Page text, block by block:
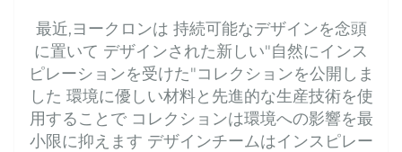
最近,ヨークロンは 持続可能なデザインを念頭
に置いて デザインされた新しい"自然にインス
ピレーションを受けた"コレクションを公開しま
した 環境に優しい材料と先進的な生産技術を使
用することで コレクションは環境への影響を最
小限に抑えます デザインチームはインスピレー